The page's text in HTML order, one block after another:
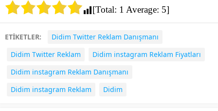
[Total: 1 Average: 5]
ETİKETLER:
Didim Twitter Reklam Danışmanı
Didim Twitter Reklam
Didim instagram Reklam Fiyatları
Didim instagram Reklam Danışmanı
Didim instagram Reklam
Didim